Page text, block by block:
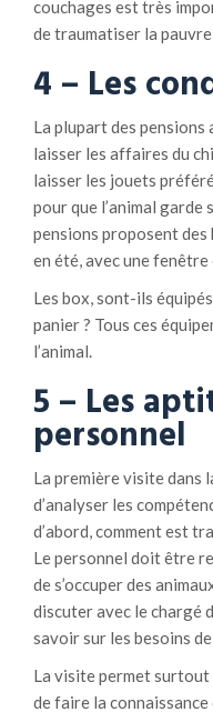
couchages est très
de traumatiser la
4 – Les
La plupart des
laisser les affaires du
laisser les jouets
pour que l’animal garde
pensions proposent
en été, avec une
Les box, sont-ils équipés
panier ? Tous ces
l’animal.
5 – Les
personnel
La première visite dans
d’analyser les
d’abord, comment est
Le personnel doit être
de s’occuper des
discuter avec le chargé
savoir sur les besoins de
La visite permet surtout
de faire la connaissance